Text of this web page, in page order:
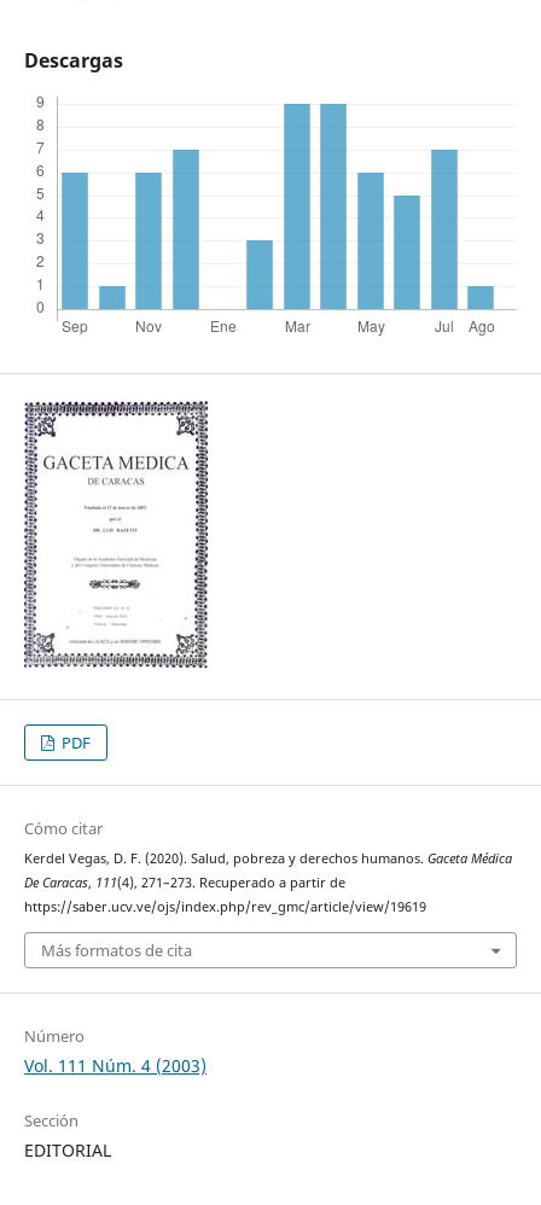
Descargas
PDF
Cómo citar
Kerdel Vegas, D. F. (2020). Salud, pobreza y derechos humanos. Gaceta Médica
De Caracas, 111(4), 271–273. Recuperado a partir de
https://saber.ucv.ve/ojs/index.php/rev_gmc/article/view/19619
Más formatos de cita
Número
Vol. 111 Núm. 4 (2003)
Sección
EDITORIAL